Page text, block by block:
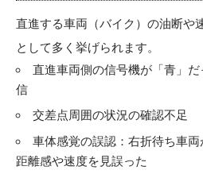
直進する車両（バイク）の油断や
として多く挙げられます。
直進車両側の信号機が「青」
信
交差点周囲の状況の確認不足
車体感覚の誤認：右折待ち車
距離感や速度を見誤った